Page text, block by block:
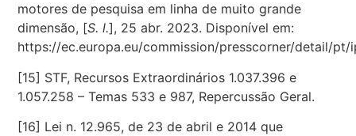
motores de pesquisa em linha de muito grande
dimensão, [S. l.], 25 abr. 2023. Disponível em:
https://ec.europa.eu/commission/presscorner/detail/pt/
[15] STF, Recursos Extraordinários 1.037.396 e
1.057.258 – Temas 533 e 987, Repercussão Geral.
[16] Lei n. 12.965, de 23 de abril e 2014 que